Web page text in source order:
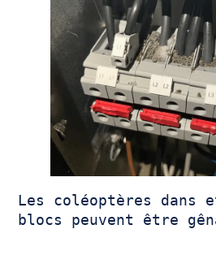
Les coléoptères dans
blocs peuvent être